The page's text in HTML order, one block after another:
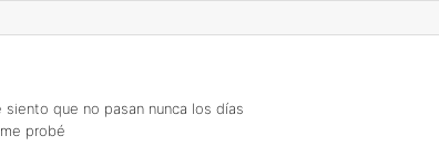
que no pasan nunca los días
probé